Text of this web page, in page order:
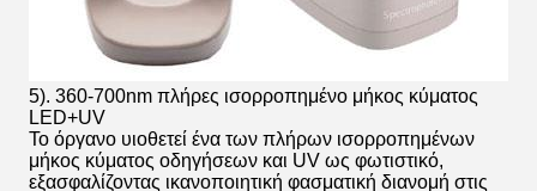
5). 360-700nm πλήρες ισορροπημένο μήκος κύματος
LED+UV
Το όργανο υιοθετεί ένα των πλήρων ισορροπημένων
μήκος κύματος οδηγήσεων και UV ως φωτιστικό,
εξασφαλίζοντας ικανοποιητική φασματική διανομή στις